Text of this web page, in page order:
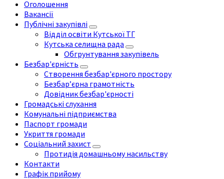
Оголошення
Вакансії
Публічні закупівлі
Відділ освіти Кутської ТГ
Кутська селищна рада
Обгрунтування закупівель
Безбар'єрність
Створення безбар'єрного простору
Безбар’єрна грамотність
Довідник безбар'єрності
Громадські слухання
Комунальні підприємства
Паспорт громади
Укриття громади
Соціальний захист
Протидія домашньому насильству
Контакти
Графік прийому